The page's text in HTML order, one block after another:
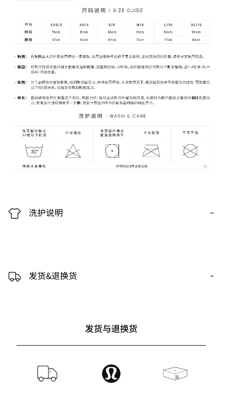
洗护说明 -
发货&退换货 -